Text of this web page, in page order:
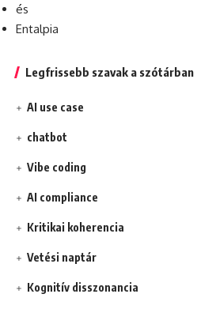
és
Entalpia
Legfrissebb szavak a szótárban
AI use case
chatbot
Vibe coding
AI compliance
Kritikai koherencia
Vetési naptár
Kognitív disszonancia